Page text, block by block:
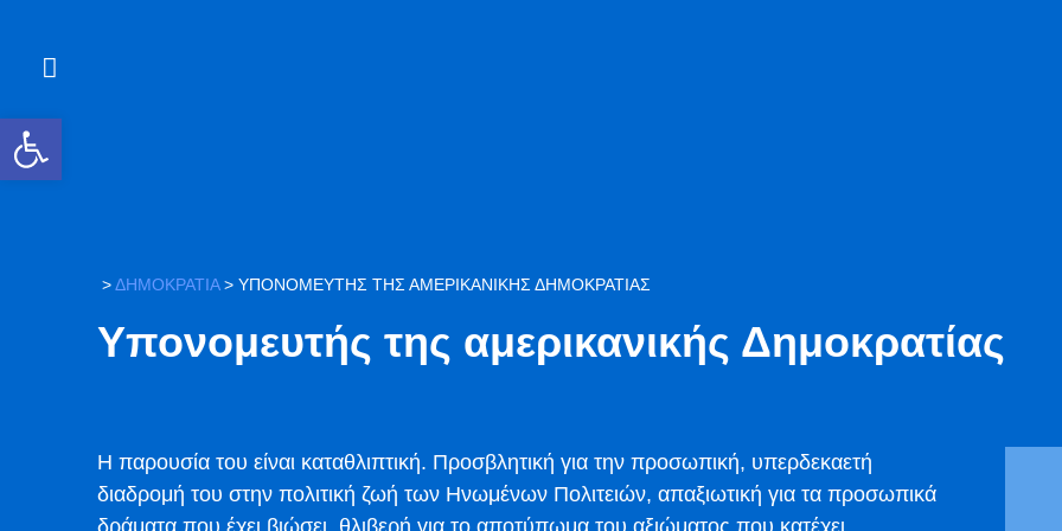
Ανοίξτε τη γραμμή εργαλείων
>ΔΗΜΟΚΡΑΤΙΑ> ΥΠΟΝΟΜΕΥΤΉΣ ΤΗΣ ΑΜΕΡΙΚΑΝΙΚΉΣ ΔΗΜΟΚΡΑΤΊΑΣ
Υπονομευτής της αμερικανικής Δημοκρατίας
Η παρουσία του είναι καταθλιπτική. Προσβλητική για την προσωπική, υπερδεκαετή
διαδρομή του στην πολιτική ζωή των Ηνωμένων Πολιτειών, απαξιωτική για τα προσωπικά
δράματα που έχει βιώσει, θλιβερή για το αποτύπωμα του αξιώματος που κατέχει.